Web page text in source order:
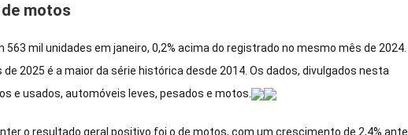
motos
mil unidades em janeiro, 0,2% acima do registrado no mesmo mês de 2024.
2025 é a maior da série histórica desde 2014. Os dados, divulgados nesta
e usados, automóveis leves, pesados e motos.
o resultado geral positivo foi o de motos, com um crescimento de 2,4% ante